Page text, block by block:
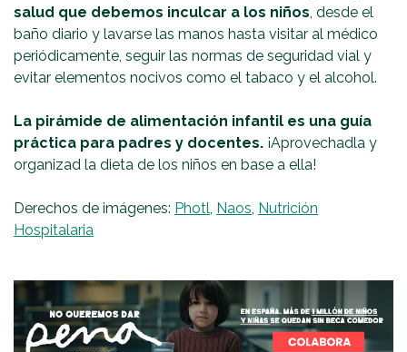
salud que debemos inculcar a los niños, desde el
baño diario y lavarse las manos hasta visitar al médico
periódicamente, seguir las normas de seguridad vial y
evitar elementos nocivos como el tabaco y el alcohol.
La pirámide de alimentación infantil es una guía
práctica para padres y docentes. ¡Aprovechadla y
organizad la dieta de los niños en base a ella!
Derechos de imágenes: Photl, Naos, Nutrición
Hospitalaria